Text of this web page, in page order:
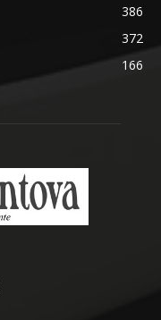
386
372
166